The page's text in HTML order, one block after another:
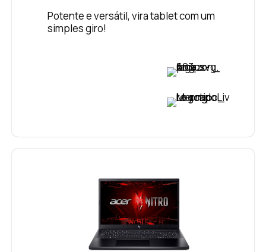
Potente e versátil, vira tablet com um
simples giro!